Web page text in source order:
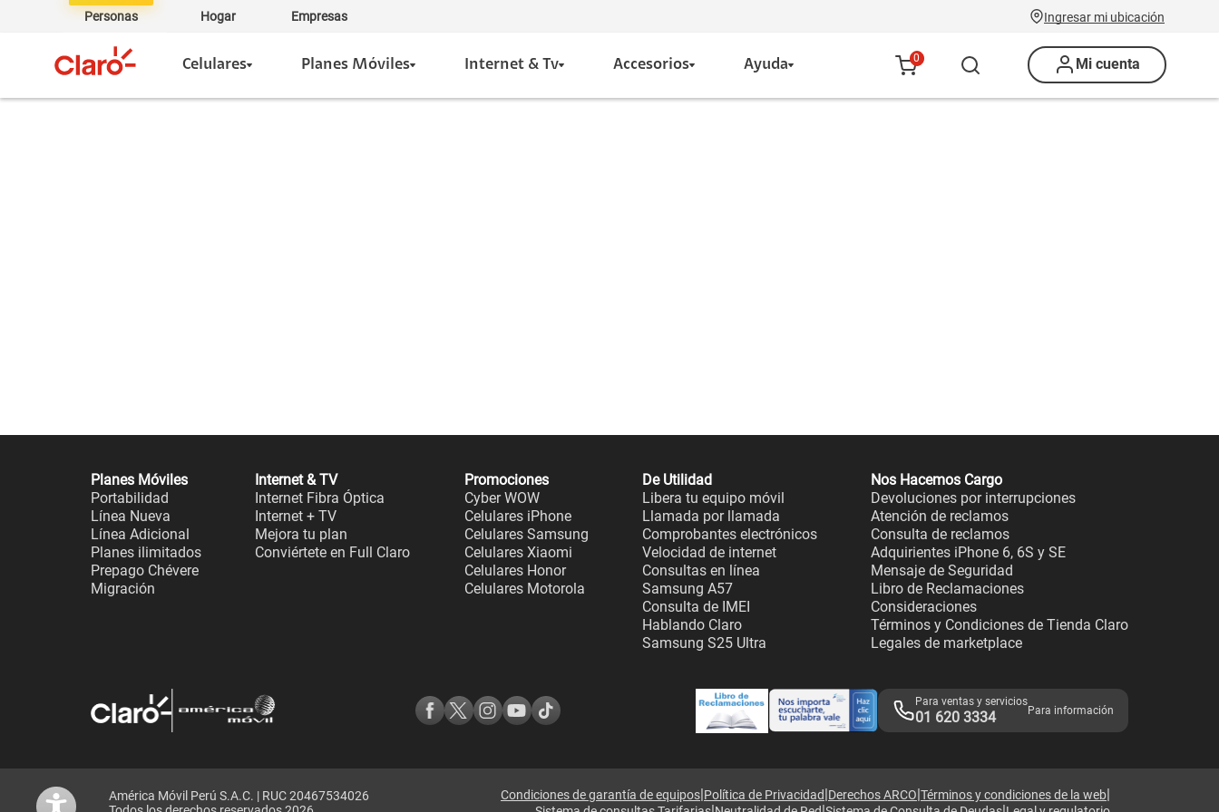
Personas Hogar Empresas Ingresar mi ubicación
Celulares Planes Móviles Internet & Tv Accesorios Ayuda 0 Mi cuenta
Planes Móviles
Portabilidad
Línea Nueva
Línea Adicional
Planes ilimitados
Prepago Chévere
Migración
Internet & TV
Internet Fibra Óptica
Internet + TV
Mejora tu plan
Conviértete en Full Claro
Promociones
Cyber WOW
Celulares iPhone
Celulares Samsung
Celulares Xiaomi
Celulares Honor
Celulares Motorola
De Utilidad
Libera tu equipo móvil
Llamada por llamada
Comprobantes electrónicos
Velocidad de internet
Consultas en línea
Samsung A57
Consulta de IMEI
Hablando Claro
Samsung S25 Ultra
Nos Hacemos Cargo
Devoluciones por interrupciones
Atención de reclamos
Consulta de reclamos
Adquirientes iPhone 6, 6S y SE
Mensaje de Seguridad
Libro de Reclamaciones
Consideraciones
Términos y Condiciones de Tienda Claro
Legales de marketplace
Para ventas y servicios
01 620 3334 Para información
América Móvil Perú S.A.C. | RUC 20467534026
Condiciones de garantía de equipos|Política de Privacidad|Derechos ARCO|Términos y condiciones de la web|